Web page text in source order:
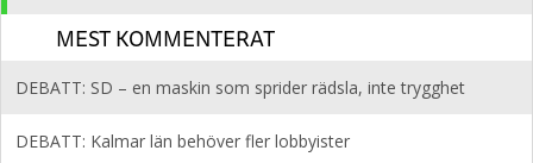
MEST KOMMENTERAT
DEBATT: SD – en maskin som sprider rädsla, inte trygghet
DEBATT: Kalmar län behöver fler lobbyister